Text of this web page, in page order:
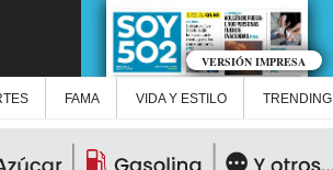
VERSIÓN IMPRESA
FAMA VIDA Y ESTILO TRENDING